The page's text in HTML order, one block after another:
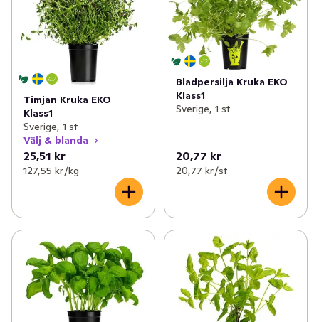
Timjan Kruka EKO
Klass1
Sverige, 1 st
Välj & blanda
25,51 kr
127,55 kr /kg
Bladpersilja Kruka EKO
Klass1
Sverige, 1 st
20,77 kr
20,77 kr /st